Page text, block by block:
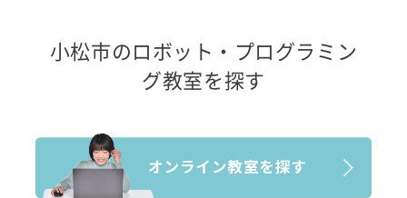
小松市のロボット・プログラミン
グ教室を探す